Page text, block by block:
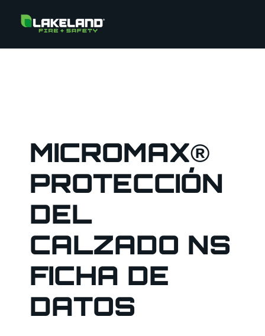
MICROMAX®
PROTECCIÓN
DEL
CALZADO NS
FICHA DE
DATOS